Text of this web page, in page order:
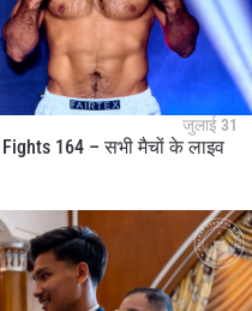
जुलाई 31
164 – सभी मैचों के लाइव